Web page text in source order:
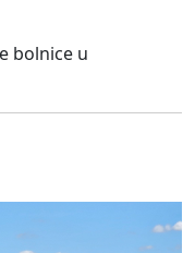
bolnice u